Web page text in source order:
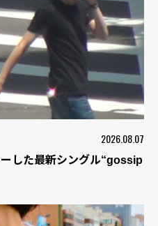
2026.08.07
した最新シングル“gossip